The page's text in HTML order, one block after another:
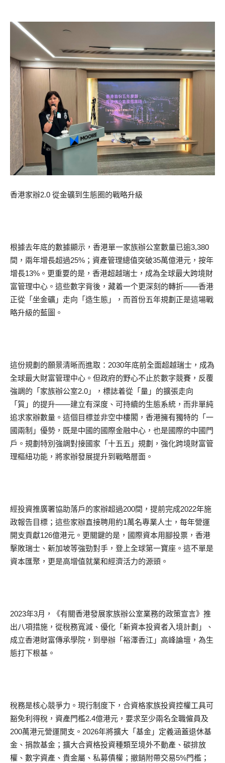
香港家辦2.0 從金礦到生態圈的戰略升級
根據去年底的數據顯示，香港單一家族辦公室數量已逾3,380
間，兩年增長超過25%；資產管理總值突破35萬億港元，按年
增長13%。更重要的是，香港超越瑞士，成為全球最大跨境財
富管理中心。這些數字背後，藏着一个更深刻的轉折——香港
正從「坐金礦」走向「造生態」，而首份五年規劃正是這場戰
略升級的藍圖。
這份規劃的願景清晰而進取：2030年底前全面超越瑞士，成為
全球最大財富管理中心。但政府的野心不止於數字競賽，反覆
強調的「家族辦公室2.0」，標誌着從「量」的擴張走向
「質」的提升——建立有深度、可持續的生態系統，而非單純
追求家辦數量。這個目標並非空中樓閣，香港擁有獨特的「一
國兩制」優勢，既是中國的國際金融中心，也是國際的中國門
戶。規劃特別強調對接國家「十五五」規劃，強化跨境財富管
理樞紐功能，將家辦發展提升到戰略層面。
經投資推廣署協助落戶的家辦超過200間，提前完成2022年施
政報告目標；這些家辦直接聘用約1萬名專業人士，每年營運
開支貢獻126億港元。更關鍵的是，國際資本用腳投票，香港
擊敗瑞士、新加坡等強勁對手，登上全球第一寶座。這不單是
資本匯聚，更是高增值就業和經濟活力的源頭。
2023年3月，《有關香港發展家族辦公室業務的政策宣言》推
出八項措施，從稅務寬減、優化「新資本投資者入境計劃」、
成立香港財富傳承學院，到舉辦「裕澤香江」高峰論壇，為生
態打下根基。
稅務是核心競爭力。現行制度下，合資格家族投資控權工具可
豁免利得稅，資產門檻2.4億港元，要求至少兩名全職僱員及
200萬港元營運開支。2026年將擴大「基金」定義涵蓋退休基
金、捐款基金；擴大合資格投資種類至境外不動產、碳排放
權、數字資產、貴金屬、私募債權；撤銷附帶交易5%門檻；